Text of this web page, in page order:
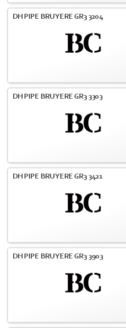
DH PIPE BRUYERE GR3 3204
DH PIPE BRUYERE GR3 3303
DH PIPE BRUYERE GR3 3421
DH PIPE BRUYERE GR3 3903